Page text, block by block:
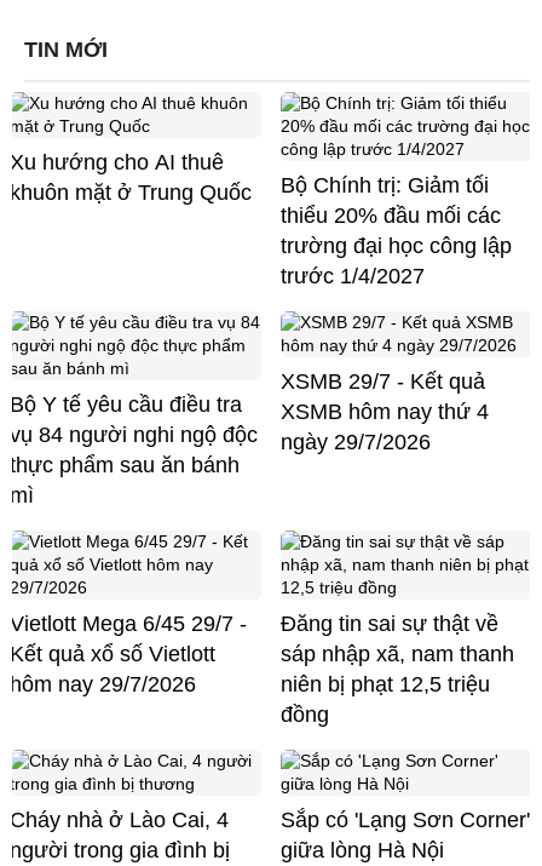
TIN MỚI
Xu hướng cho AI thuê
khuôn mặt ở Trung Quốc
Bộ Chính trị: Giảm tối
thiểu 20% đầu mối các
trường đại học công lập
trước 1/4/2027
Bộ Y tế yêu cầu điều tra
vụ 84 người nghi ngộ độc
thực phẩm sau ăn bánh
mì
XSMB 29/7 - Kết quả
XSMB hôm nay thứ 4
ngày 29/7/2026
Vietlott Mega 6/45 29/7 -
Kết quả xổ số Vietlott
hôm nay 29/7/2026
Đăng tin sai sự thật về
sáp nhập xã, nam thanh
niên bị phạt 12,5 triệu
đồng
Cháy nhà ở Lào Cai, 4
người trong gia đình bị
Sắp có 'Lạng Sơn Corner'
giữa lòng Hà Nội